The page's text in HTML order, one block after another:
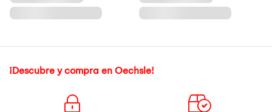
¡Descubre y compra en Oechsle!